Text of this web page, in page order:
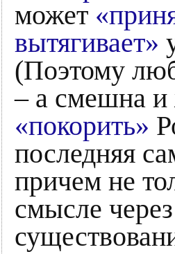
может
вытягивает»
(Поэтому
– а смешна
«покорить»
последняя
причем не
смысле